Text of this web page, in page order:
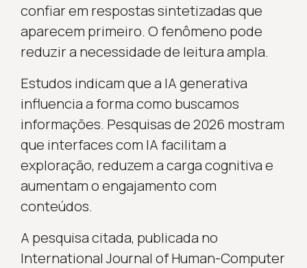
confiar em respostas sintetizadas que
aparecem primeiro. O fenômeno pode
reduzir a necessidade de leitura ampla.
Estudos indicam que a IA generativa
influencia a forma como buscamos
informações. Pesquisas de 2026 mostram
que interfaces com IA facilitam a
exploração, reduzem a carga cognitiva e
aumentam o engajamento com
conteúdos.
A pesquisa citada, publicada no
International Journal of Human-Computer